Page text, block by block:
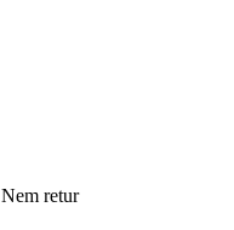
Nem retur